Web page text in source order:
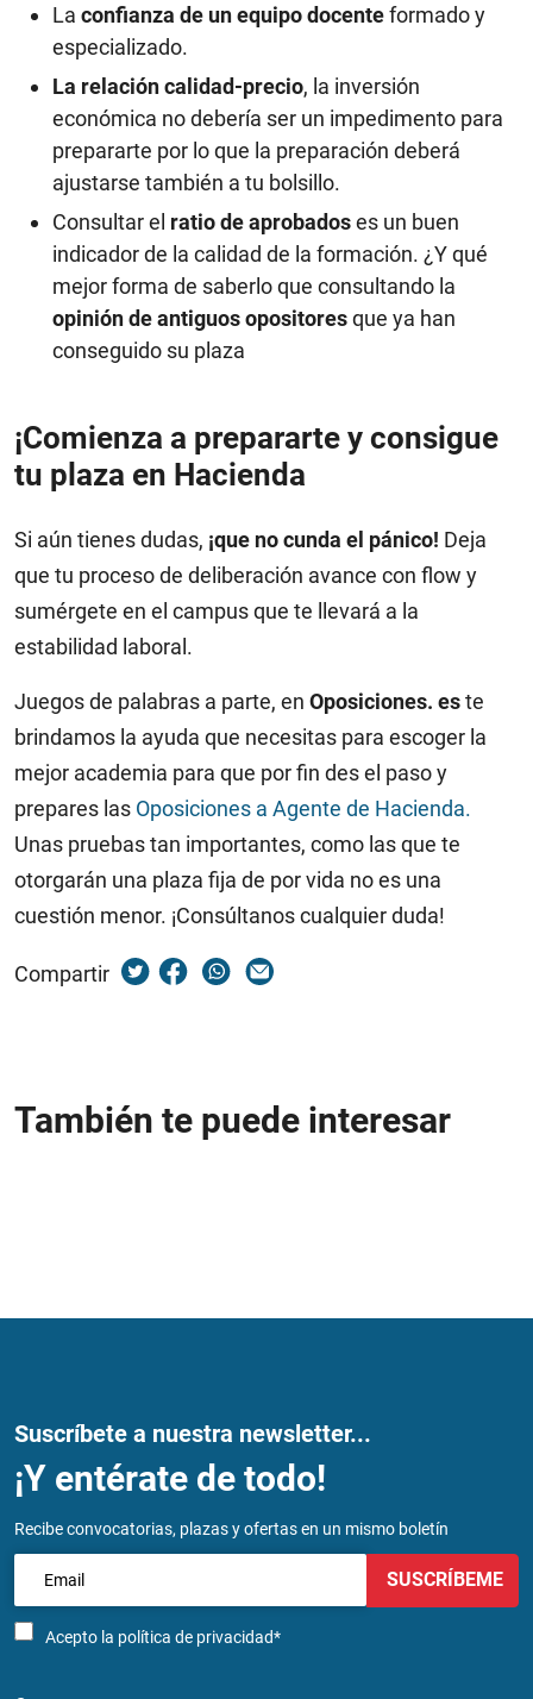
La confianza de un equipo docenteformado y
especializado.
La relación calidad-precio, la inversión
económica no debería ser un impedimento para
prepararte por lo que la preparación deberá
ajustarse también a tu bolsillo.
Consultar el ratio de aprobadoses un buen
indicador de la calidad de la formación. ¿Y qué
mejor forma de saberlo que consultando la
opinión de antiguos opositoresque ya han
conseguido su plaza
¡Comienza a prepararte y consigue
tu plaza en Hacienda
Si aún tienes dudas, ¡que no cunda el pánico! Deja
que tu proceso de deliberación avance con flow y
sumérgete en el campus que te llevará a la
estabilidad laboral.
Juegos de palabras a parte, en Oposiciones. este
brindamos la ayuda que necesitas para escoger la
mejor academia para que por fin des el paso y
prepares las Oposiciones a Agente de Hacienda.
Unas pruebas tan importantes, como las que te
otorgarán una plaza fija de por vida no es una
cuestión menor. ¡Consúltanos cualquier duda!
Compartir
También te puede interesar
Suscríbete a nuestra newsletter...
¡Y entérate de todo!
Recibe convocatorias, plazas y ofertas en un mismo boletín
Acepto la política de privacidad*
SUSCRÍBEME